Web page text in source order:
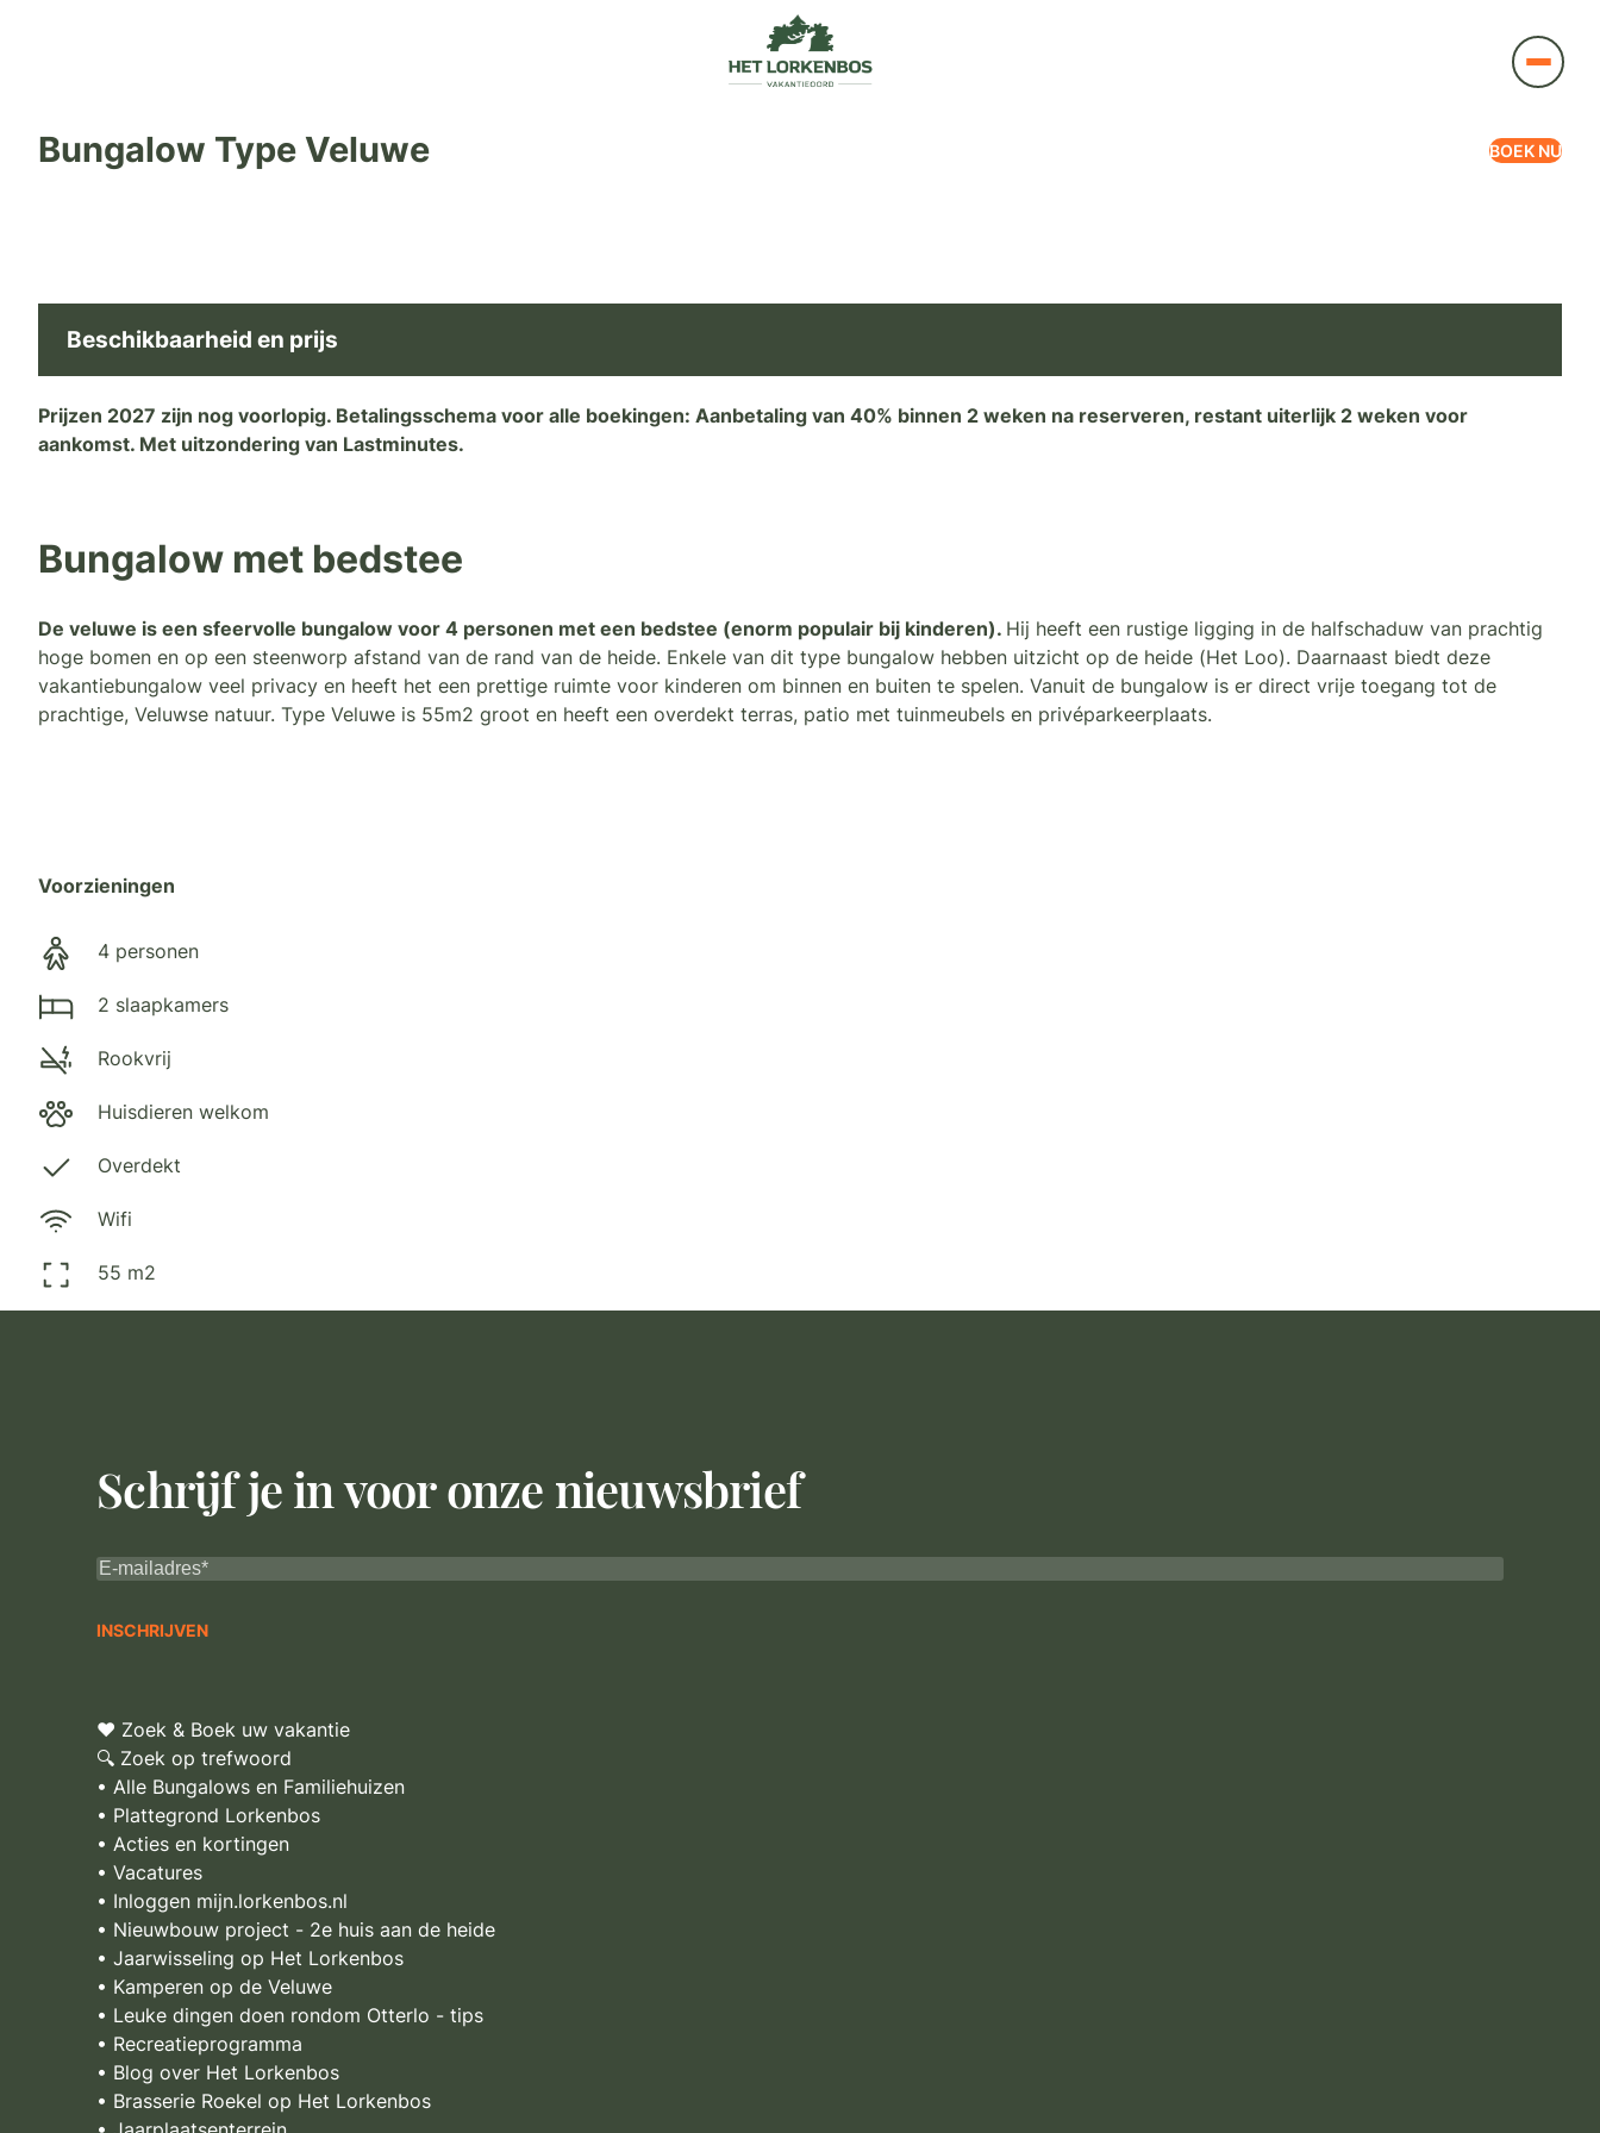
Bungalow Type Veluwe BOEK NU
Beschikbaarheid en prijs
Prijzen 2027 zijn nog voorlopig. Betalingsschema voor alle boekingen: Aanbetaling van 40% binnen 2 weken na reserveren, restant uiterlijk 2 weken voor
aankomst. Met uitzondering van Lastminutes.
Bungalow met bedstee
De veluwe is een sfeervolle bungalow voor 4 personen met een bedstee (enorm populair bij kinderen). Hij heeft een rustige ligging in de halfschaduw van prachtig
hoge bomen en op een steenworp afstand van de rand van de heide. Enkele van dit type bungalow hebben uitzicht op de heide (Het Loo). Daarnaast biedt deze
vakantiebungalow veel privacy en heeft het een prettige ruimte voor kinderen om binnen en buiten te spelen. Vanuit de bungalow is er direct vrije toegang tot de
prachtige, Veluwse natuur. Type Veluwe is 55m2 groot en heeft een overdekt terras, patio met tuinmeubels en privéparkeerplaats.
Voorzieningen
4 personen
2 slaapkamers
Rookvrij
Huisdieren welkom
Overdekt
Wifi
55 m2
Schrijf je in voor onze nieuwsbrief
♥ Zoek & Boek uw vakantie
🔍 Zoek op trefwoord
• Alle Bungalows en Familiehuizen
• Plattegrond Lorkenbos
• Acties en kortingen
• Vacatures
• Inloggen mijn.lorkenbos.nl
• Nieuwbouw project - 2e huis aan de heide
• Jaarwisseling op Het Lorkenbos
• Kamperen op de Veluwe
• Leuke dingen doen rondom Otterlo - tips
• Recreatieprogramma
• Blog over Het Lorkenbos
• Brasserie Roekel op Het Lorkenbos